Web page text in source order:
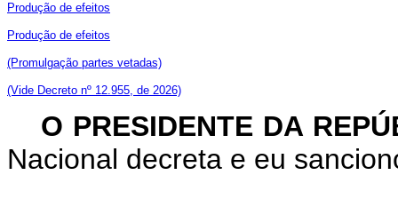
Produção de efeitos
Produção de efeitos
(Promulgação partes vetadas)
(Vide Decreto nº 12.955, de 2026)
O PRESIDENTE DA
Nacional decreta e eu